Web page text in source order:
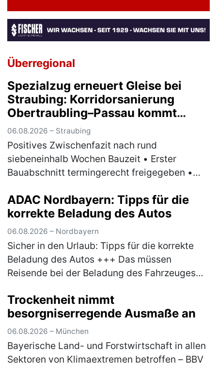
Überregional
Spezialzug erneuert Gleise bei
Straubing: Korridorsanierung
Obertraubling–Passau kommt
planmäßig voran
06.08.2026 – Straubing
Positives Zwischenfazit nach rund
siebeneinhalb Wochen Bauzeit • Erster
Bauabschnitt termingerecht freigegeben •
Herausforderungen stabilisiert •
Spezialmaschine erneue…(mehr)
ADAC Nordbayern: Tipps für die
korrekte Beladung des Autos
06.08.2026 – Nordbayern
Sicher in den Urlaub: Tipps für die korrekte
Beladung des Autos +++ Das müssen
Reisende bei der Beladung des Fahrzeuges
bei Missachtung der Vorgaben +++ Sch…
(mehr)
Trockenheit nimmt
besorgniserregende Ausmaße an
06.08.2026 – München
Bayerische Land- und Forstwirtschaft in allen
Sektoren von Klimaextremen betroffen – BBV